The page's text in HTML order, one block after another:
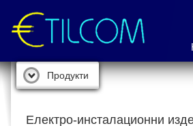
Продукти
Електро-инсталационни